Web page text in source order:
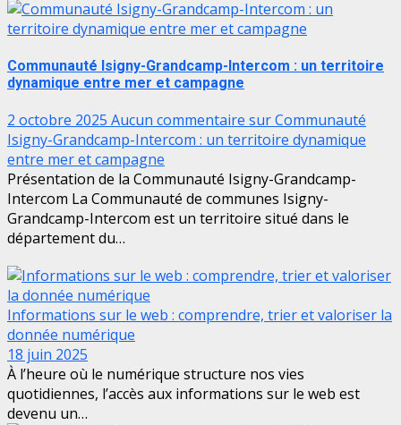
Communauté Isigny-Grandcamp-Intercom : un territoire
dynamique entre mer et campagne
2 octobre 2025 Aucun commentaire sur Communauté
Isigny-Grandcamp-Intercom : un territoire dynamique
entre mer et campagne
Présentation de la Communauté Isigny-Grandcamp-
Intercom La Communauté de communes Isigny-
Grandcamp-Intercom est un territoire situé dans le
département du…
Informations sur le web : comprendre, trier et valoriser la
donnée numérique
18 juin 2025
À l’heure où le numérique structure nos vies
quotidiennes, l’accès aux informations sur le web est
devenu un…